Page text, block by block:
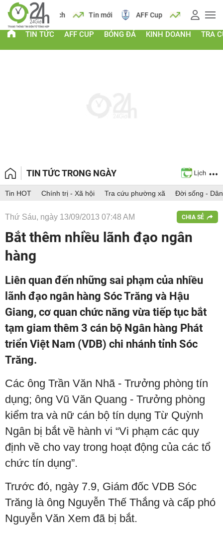
Lịch Tin mới AFF Cup Giá vàng
TIN TỨC AFF CUP BÓNG ĐÁ KINH DOANH TRA
TIN TỨC TRONG NGÀY
Tin HOT Chính trị - Xã hội Tra cứu phường xã Đời sống -
Thứ Sáu, ngày 13/09/2013 07:48 AM CHIA SẺ
Bắt thêm nhiều lãnh đạo ngân
hàng
Liên quan đến những sai phạm của nhiều
lãnh đạo ngân hàng Sóc Trăng và Hậu
Giang, cơ quan chức năng vừa tiếp tục bắt
tạm giam thêm 3 cán bộ Ngân hàng Phát
triển Việt Nam (VDB) chi nhánh tỉnh Sóc
Trăng.
Các ông Trần Văn Nhã - Trưởng phòng tín
dụng; ông Vũ Văn Quang - Trưởng phòng
kiểm tra và nữ cán bộ tín dụng Từ Quỳnh
Ngân bị bắt về hành vi “Vi phạm các quy
định về cho vay trong hoạt động của các tổ
chức tín dụng”.
Trước đó, ngày 7.9, Giám đốc VDB Sóc
Trăng là ông Nguyễn Thế Thắng và cấp phó
Nguyễn Văn Xem đã bị bắt.